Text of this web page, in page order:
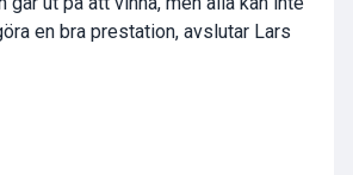
en bra prestation, avslutar Lars